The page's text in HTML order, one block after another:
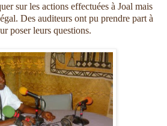
sur les actions effectuées à Joal mais
Des auditeurs ont pu prendre part à
poser leurs questions.